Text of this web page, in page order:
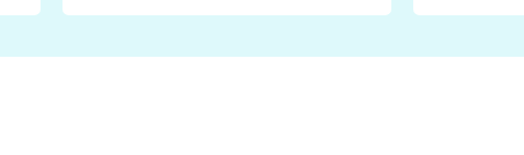
fanoušci naštvali?
chce